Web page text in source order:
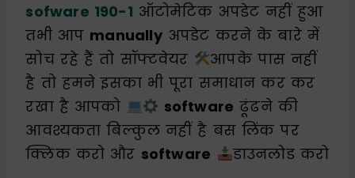
sofware 190-1 ऑटोमेटिक अपडेट नहीं हुआ
तभी आप manuallyअपडेट करने के बारे में
सोच रहे हैं तो सॉफ्टवेयर
आपके पास नहीं
है तो हमने इसका भी पूरा समाधान कर कर
रखा है आपको
software ढूंढने की
आवश्यकता बिल्कुल नहीं है बस लिंक पर
क्लिक करो और software डाउनलोड करो